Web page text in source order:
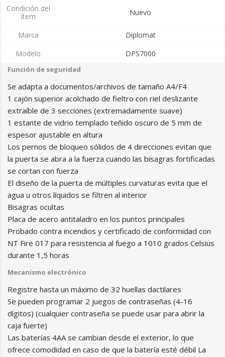
Condición del
ítem
Nuevo
Marca
Diplomat
Modelo
DPS7000
Función de seguridad
Se adapta a documentos/archivos de tamaño A4/F4
1 cajón superior acolchado de fieltro con riel deslizante
extraíble de 3 secciones (extremadamente suave)
1 estante de vidrio templado teñido oscuro de 5 mm de
espesor ajustable en altura
Los pernos de bloqueo sólidos de 4 direcciones evitan que
la puerta se abra a la fuerza cuando las bisagras fortificadas
se cortan con fuerza
El diseño de la puerta de múltiples curvaturas evita que el
agua u otros líquidos se filtren al interior
Bisagras ocultas
Placa de acero antitaladro en los puntos principales
Probado contra incendios y certificado de conformidad con
NT Fire 017 para resistencia al fuego a 1010 grados Celsius
durante 1,5 horas
Mecanismo electrónico
Registre hasta un máximo de 32 huellas dactilares
Se pueden programar 2 juegos de contraseñas (4-16
dígitos) (cualquier contraseña se puede usar para abrir la
caja fuerte)
Las baterías 4AA se cambian desde el exterior, lo que
ofrece comodidad en caso de que la batería esté débil La